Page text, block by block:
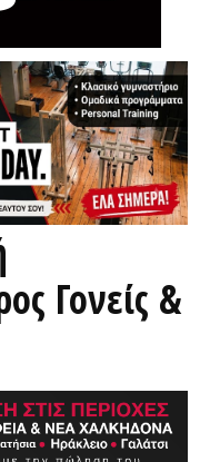
Γονείς &